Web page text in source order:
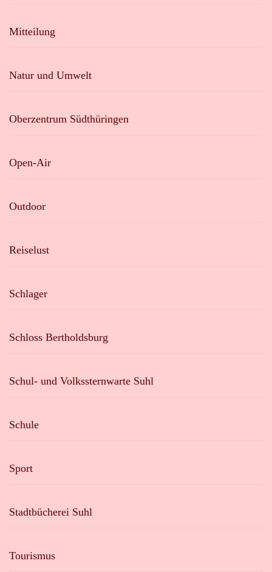
Mitteilung
Natur und Umwelt
Oberzentrum Südthüringen
Open-Air
Outdoor
Reiselust
Schlager
Schloss Bertholdsburg
Schul- und Volkssternwarte Suhl
Schule
Sport
Stadtbücherei Suhl
Tourismus